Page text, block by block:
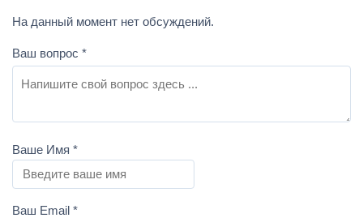
На данный момент нет обсуждений.
Ваш вопрос *
Ваше Имя *
Ваш Email *